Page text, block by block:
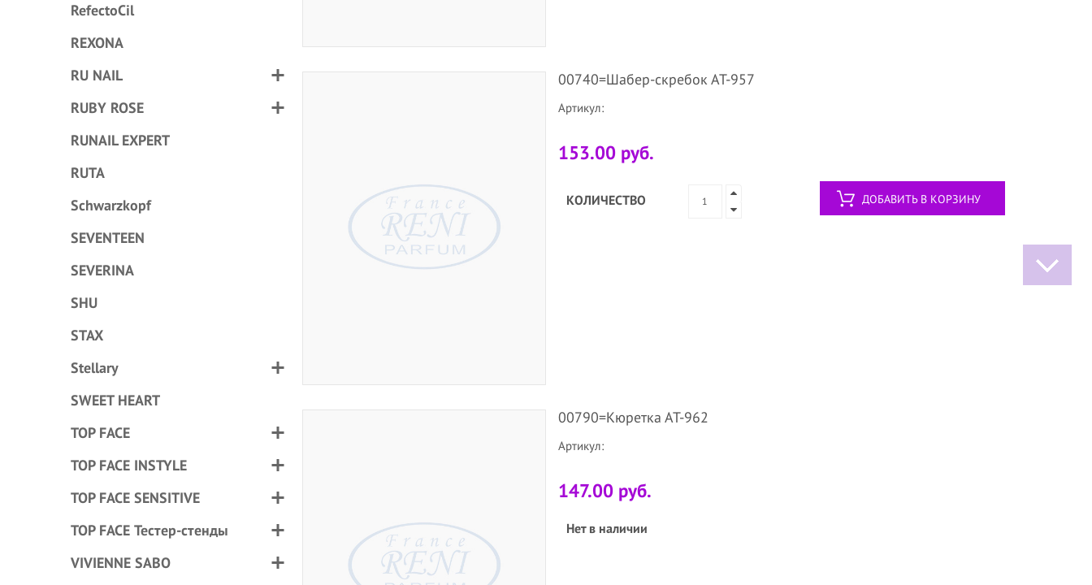
RefectoCil
REXONA
RU NAIL
RUBY ROSE
RUNAIL EXPERT
RUTA
Schwarzkopf
SEVENTEEN
SEVERINA
SHU
STAX
Stellary
SWEET HEART
TOP FACE
TOP FACE INSTYLE
TOP FACE SENSITIVE
TOP FACE Тестер-стенды
VIVIENNE SABO
00740=Шабер-скребок АТ-957
Артикул:
153.00 руб.
КОЛИЧЕСТВО ДОБАВИТЬ В КОРЗИНУ
00790=Кюретка АТ-962
Артикул:
147.00 руб.
Нет в наличии